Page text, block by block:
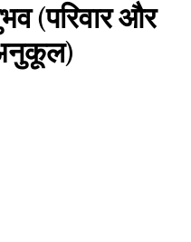
(परिवार और